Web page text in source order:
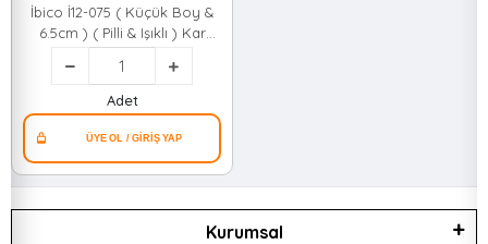
İbico İ12-075 ( Küçük Boy &
6.5cm ) ( Pilli & Işıklı ) Kar
Küresi Cam ( İnsan Figürlü &
Desen Mix ) Renkli*48 qwe02
Adet
Kurumsal